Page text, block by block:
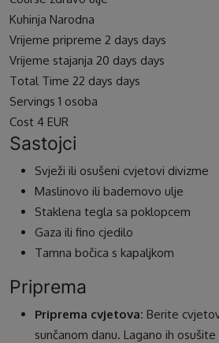
Kuhinja Narodna
Vrijeme pripreme 2 days days
Vrijeme stajanja 20 days days
Total Time 22 days days
Servings 1 osoba
Cost 4 EUR
Sastojci
Svježi ili osušeni cvjetovi divizme
Maslinovo ili bademovo ulje
Staklena tegla sa poklopcem
Gaza ili fino cjedilo
Tamna bočica s kapaljkom
Priprema
Priprema cvjetova: Berite
sunčanom danu. Lagano ih